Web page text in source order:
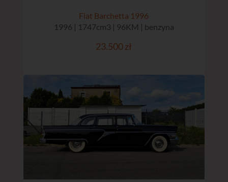
Fiat Barchetta 1996
1996 | 1747cm3 | 96KM | benzyna
23.500 zł